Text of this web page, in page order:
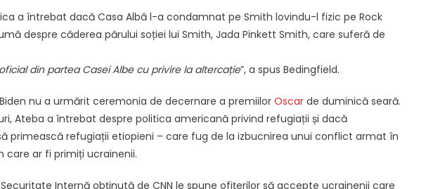
a întrebat dacă Casa Albă l-a condamnat pe Smith lovindu-l fizic pe Rock
despre căderea părului soției lui Smith, Jada Pinkett Smith, care suferă de
din partea Casei Albe cu privire la altercație”, a spus Bedingfield.
nu a urmărit ceremonia de decernare a premiilor Oscar de duminică seară.
Ateba a întrebat despre politica americană privind refugiații și dacă
primească refugiații etiopieni – care fug de la izbucnirea unui conflict armat în
care ar fi primiți ucrainenii.
Internă obținută de CNN le spune ofițerilor să accepte ucrainenii care